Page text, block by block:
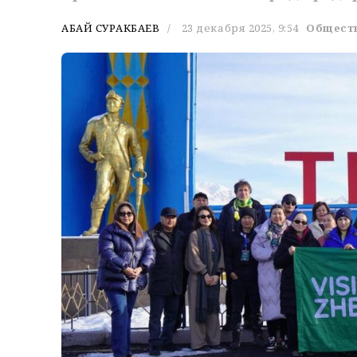
АБАЙ СУРАКБАЕВ 23 декабря 2025, 9:54